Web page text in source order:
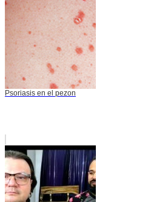
Psoriasis en el pezon